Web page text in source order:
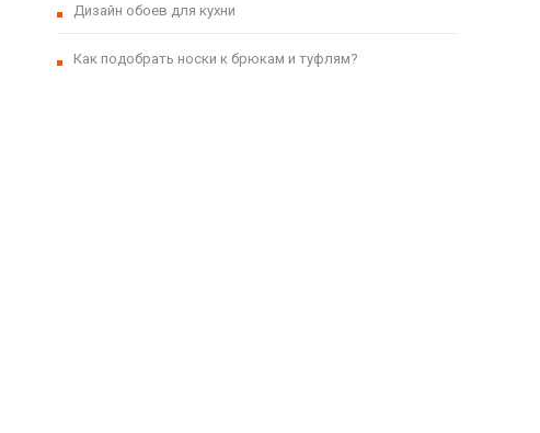
Дизайн обоев для кухни
Как подобрать носки к брюкам и туфлям?